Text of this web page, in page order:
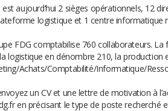
est aujourd’hui 2 sièges opérationnels, 12
logistique et 1 centre informatique
FDG comptabilise 760 collaborateurs.
logistique en dénombre 210, la
Achats/Comptabilité/Informatique/
un CV et une lettre de motivation à
en précisant le type de poste recherché